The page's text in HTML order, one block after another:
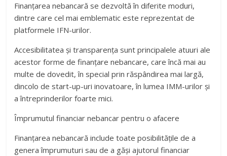
Finanțarea nebancară se dezvoltă în diferite moduri,
dintre care cel mai emblematic este reprezentat de
platformele IFN-urilor.
Accesibilitatea și transparența sunt principalele atuuri ale
acestor forme de finanțare nebancare, care încă mai au
multe de dovedit, în special prin răspândirea mai largă,
dincolo de start-up-uri inovatoare, în lumea IMM-urilor și
a întreprinderilor foarte mici.
Împrumutul financiar nebancar pentru o afacere
Finanțarea nebancară include toate posibilitățile de a
genera împrumuturi sau de a găși ajutorul financiar